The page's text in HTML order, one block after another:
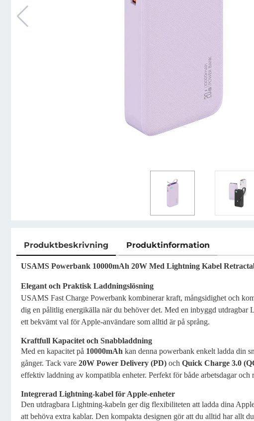
Produktbeskrivning Produktinformation
Produktbeskrivning
USAMS Powerbank 10000mAh 20W Med Lightning Kabel
Elegant och Praktisk Laddningslösning
USAMS Fast Charge Powerbank kombinerar kraft, mångsidighet och
dig en pålitlig energikälla när du behöver det. Med en inbyggd utdragbar
ett bekvämt val för Apple-användare som alltid är på språng.
Kraftfull Kapacitet och Snabbladdning
Med en kapacitet på 10000mAh kan denna powerbank enkelt ladda din
gånger. Tack vare 20W Power Delivery (PD) och Quick Charge 3.0
effektiv laddning av kompatibla enheter. Perfekt för både arbetsdagar och
Integrerad Lightning-kabel för Apple-enheter
Den utdragbara Lightning-kabeln ger dig flexibiliteten att ladda dina
att behöva extra kablar. Den kompakta designen gör att du alltid har allt